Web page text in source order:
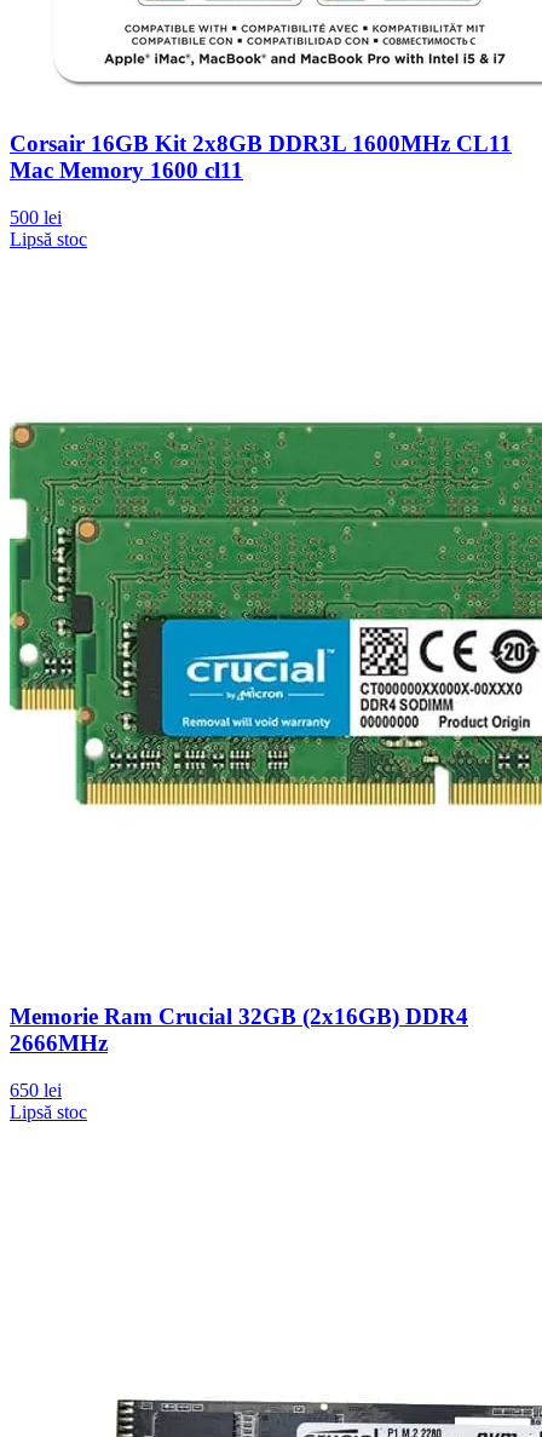
Corsair 16GB Kit 2x8GB DDR3L 1600MHz CL11
Mac Memory 1600 cl11
500 lei
Lipsă stoc
Memorie Ram Crucial 32GB (2x16GB) DDR4
2666MHz
650 lei
Lipsă stoc